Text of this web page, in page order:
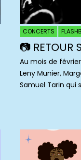
CONCERTS
📷 RETOUR
Au mois de
Leny Munier,
Samuel Tarin qui